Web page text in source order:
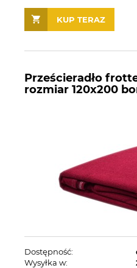
KUP TERAZ
Prześcieradło
rozmiar 120x200
Dostępność:
Wysyłka w: